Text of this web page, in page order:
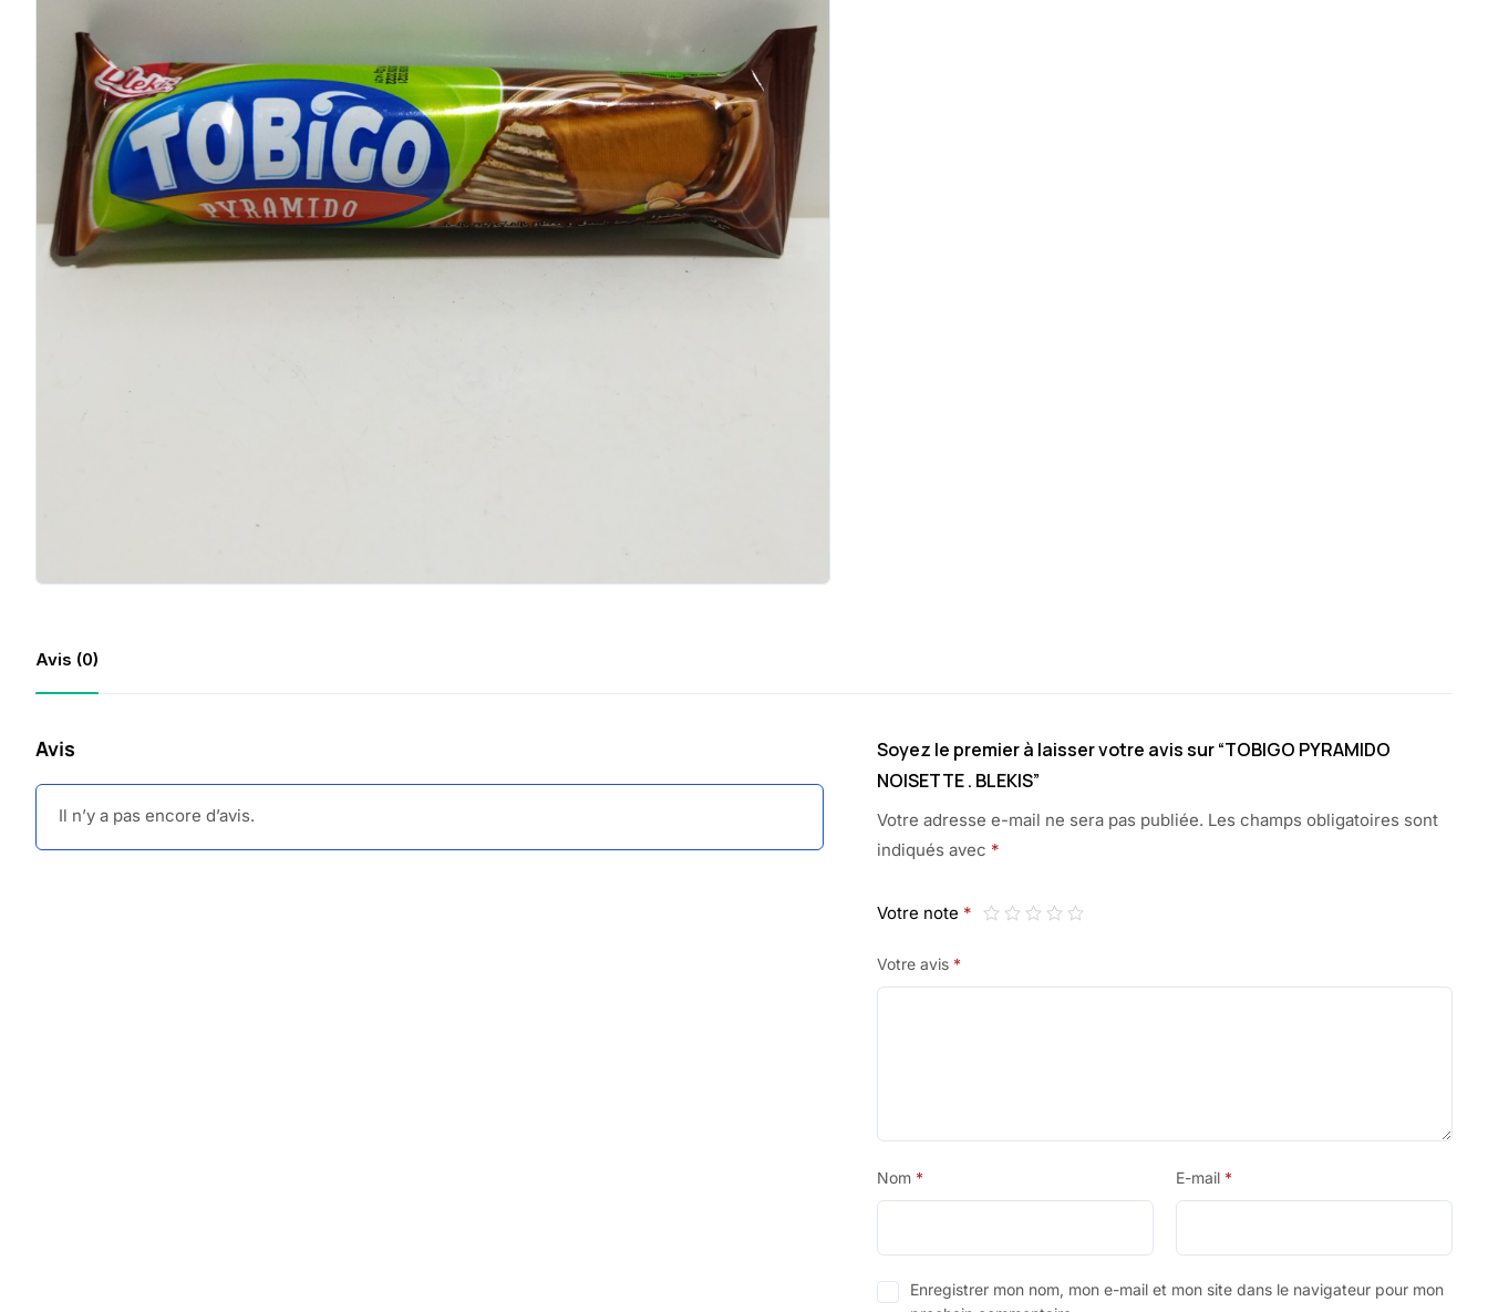
Avis (0)
Avis
Il n’y a pas encore d’avis.
Soyez le premier à laisser votre avis sur “TOBIGO PYRAMIDO
NOISETTE . BLEKIS”
Votre adresse e-mail ne sera pas publiée. Les champs obligatoires sont
indiqués avec *
Votre note *
Votre avis *
Nom * E-mail *
Enregistrer mon nom, mon e-mail et mon site dans le navigateur pour mon